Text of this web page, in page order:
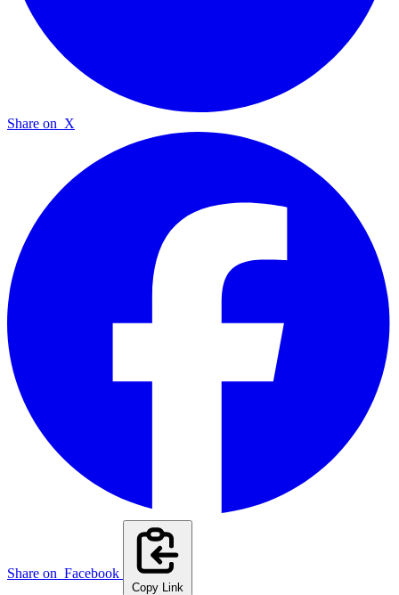
Share on X
Share on Facebook
Copy Link